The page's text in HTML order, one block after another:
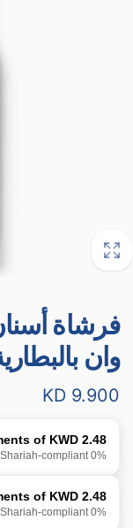
فرشاة
وان
سعر
9.900 KD
of KWD 2.48
0% Interest, Shariah-compliant.
of KWD 2.48
0% Interest, 100% Shariah-compliant.